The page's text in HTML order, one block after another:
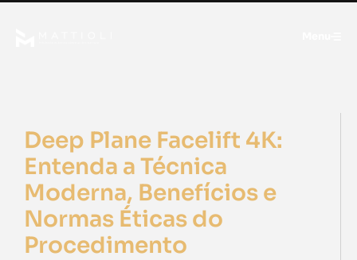
Deep Plane Facelift 4K:
Entenda a Técnica
Moderna, Benefícios e
Normas Éticas do
Procedimento